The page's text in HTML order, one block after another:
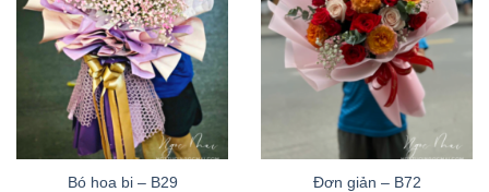
Bó hoa bi – B29
Đơn giản – B72